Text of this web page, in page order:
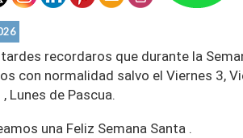
tardes recordaros que durante la
con normalidad salvo el Viernes 3,
, Lunes de Pascua.
una Feliz Semana Santa .